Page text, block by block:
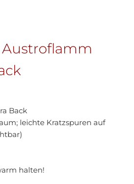
Back
leichte Kratzspuren auf
halten!